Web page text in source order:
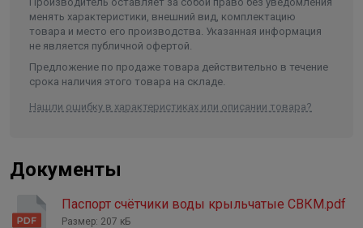
Длина в упаковке, см. 27.000
Ширина в упаковке, см. 12.500
Высота в упаковке, см. 15.800
Ширина
Объем
менять характеристики, внешний вид, комплектацию
товара и место его производства. Указанная информация
не является публичной офертой.
Предложение по продаже товара действительно в течение
срока наличия этого товара на складе.
Нашли ошибку в характеристиках или описании товара?
Документы
Паспорт счётчики воды крыльчатые СВКМ.pdf
Размер: 207 кБ